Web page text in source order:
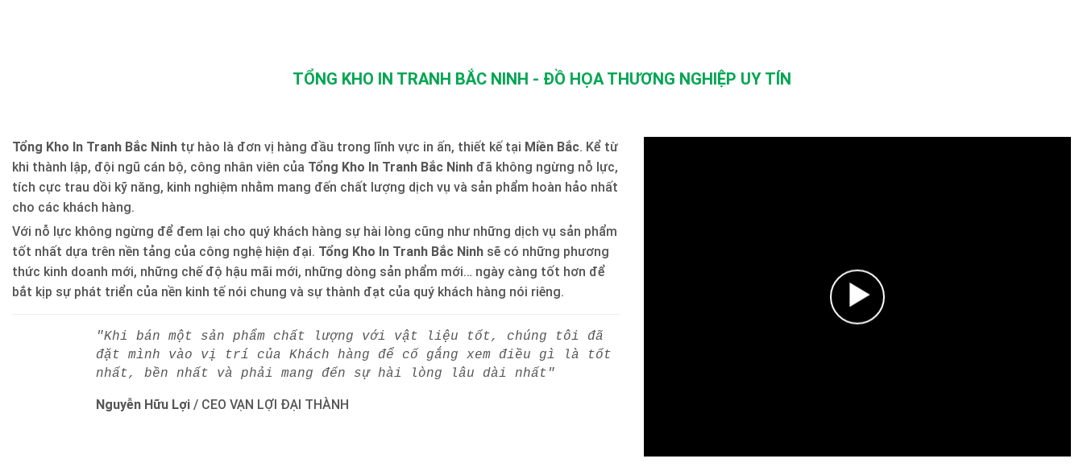
TỔNG KHO IN TRANH BẮC NINH - ĐỒ HỌA THƯƠNG NGHIỆP UY TÍN
Tổng Kho In Tranh Bắc Ninh tự hào là đơn vị hàng đầu trong lĩnh vực in ấn, thiết kế tại Miền Bắc. Kể từ
khi thành lập, đội ngũ cán bộ, công nhân viên của Tổng Kho In Tranh Bắc Ninh đã không ngừng nỗ lực,
tích cực trau dồi kỹ năng, kinh nghiệm nhằm mang đến chất lượng dịch vụ và sản phẩm hoàn hảo nhất
cho các khách hàng.
Với nỗ lực không ngừng để đem lại cho quý khách hàng sự hài lòng cũng như những dịch vụ sản phẩm
tốt nhất dựa trên nền tảng của công nghệ hiện đại. Tổng Kho In Tranh Bắc Ninh sẽ có những phương
thức kinh doanh mới, những chế độ hậu mãi mới, những dòng sản phẩm mới… ngày càng tốt hơn để
bắt kịp sự phát triển của nền kinh tế nói chung và sự thành đạt của quý khách hàng nói riêng.
"Khi bán một sản phẩm chất lượng với vật liệu tốt, chúng tôi đã
đặt mình vào vị trí của Khách hàng để cố gắng xem điều gì là tốt
nhất, bền nhất và phải mang đến sự hài lòng lâu dài nhất"
Nguyễn Hữu Lợi / CEO VẠN LỢI ĐẠI THÀNH